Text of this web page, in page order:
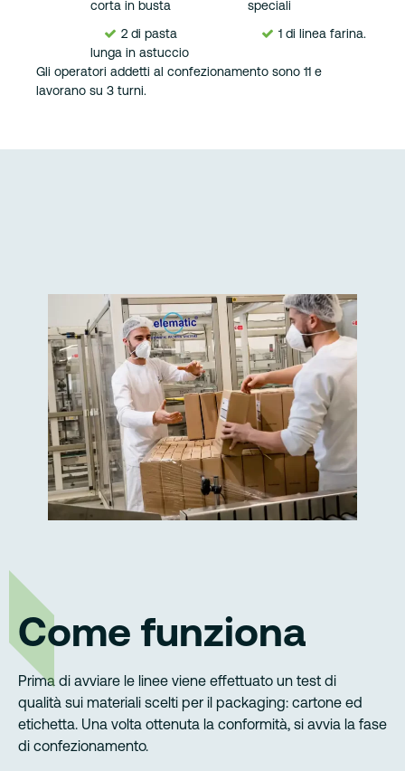
corta in busta
2 di pasta
lunga in astuccio
speciali
1 di linea farina.
Gli operatori addetti al confezionamento sono 11 e
lavorano su 3 turni.
Come funziona
Prima di avviare le linee viene effettuato un test di
qualità sui materiali scelti per il packaging: cartone ed
etichetta. Una volta ottenuta la conformità, si avvia la fase
di confezionamento.